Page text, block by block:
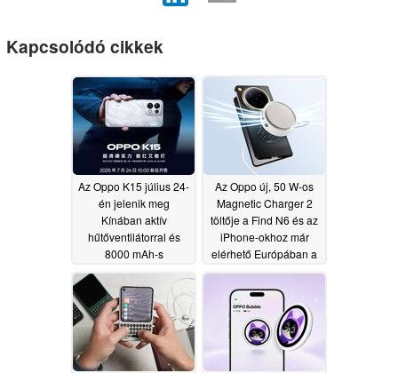
Kapcsolódó cikkek
Az Oppo K15 július 24-
én jelenik meg
Kínában aktív
hűtőventilátorral és
8000 mAh-s
akkumulátorral
07/17/2026
Az Oppo új, 50 W-os
Magnetic Charger 2
töltője a Find N6 és az
iPhone-okhoz már
elérhető Európában a
szélesebb körű
bevezetés részeként
07/11/2026